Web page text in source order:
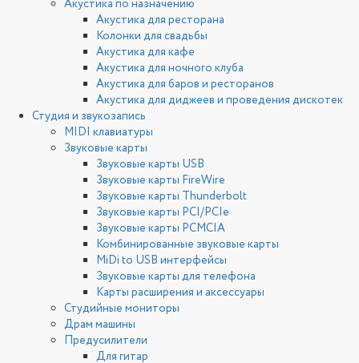
Акустика по назначению
Акустика для ресторана
Колонки для свадьбы
Акустика для кафе
Акустика для ночного клуба
Акустика для баров и ресторанов
Акустика для диджеев и проведения дискотек
Студия и звукозапись
MIDI клавиатуры
Звуковые карты
Звуковые карты USB
Звуковые карты FireWire
Звуковые карты Thunderbolt
Звуковые карты PCI/PCIe
Звуковые карты PCMCIA
Комбинированные звуковые карты
MiDi to USB интерфейсы
Звуковые карты для телефона
Карты расширения и аксессуары
Студийные мониторы
Драм машины
Предусилители
Для гитар